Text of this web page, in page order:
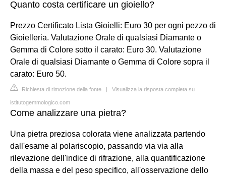
Quanto costa certificare un gioiello?
Prezzo Certificato Lista Gioielli: Euro 30 per ogni pezzo di
Gioielleria. Valutazione Orale di qualsiasi Diamante o
Gemma di Colore sotto il carato: Euro 30. Valutazione
Orale di qualsiasi Diamante o Gemma di Colore sopra il
carato: Euro 50.
Richiesta di rimozione della fonte | Visualizza la risposta completa su
istitutogemmologico.com
Come analizzare una pietra?
Una pietra preziosa colorata viene analizzata partendo
dall'esame al polariscopio, passando via via alla
rilevazione dell'indice di rifrazione, alla quantificazione
della massa e del peso specifico, all'osservazione dello